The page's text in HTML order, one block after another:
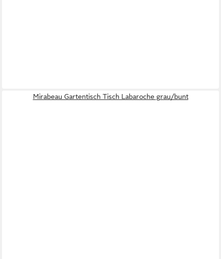
Mirabeau Gartentisch Tisch Labaroche grau/bunt